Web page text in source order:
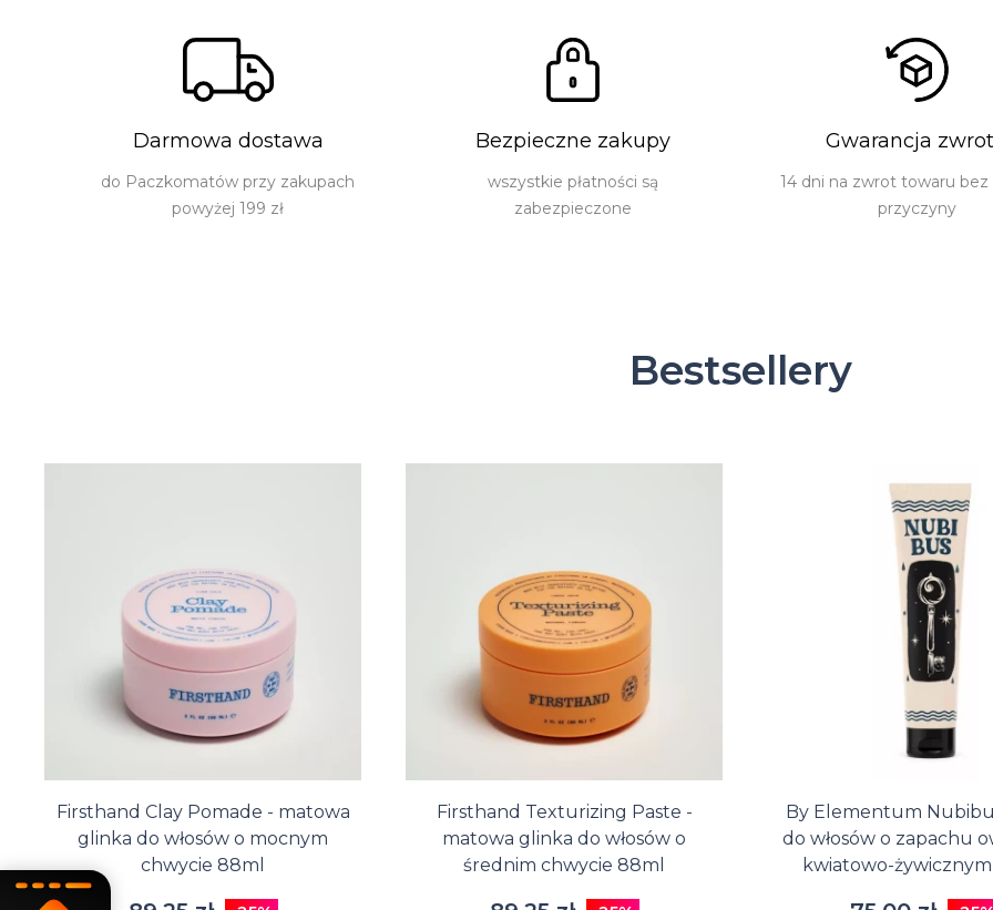
Darmowa dostawa
do Paczkomatów przy zakupach
powyżej 199 zł
Bezpieczne zakupy
wszystkie płatności są
zabezpieczone
Gwarancja
14 dni na zwrot towaru bez
przyczyny
Bestsellery
Firsthand Clay Pomade - matowa
glinka do włosów o mocnym
chwycie 88ml
Firsthand Texturizing Paste -
matowa glinka do włosów o
średnim chwycie 88ml
By Elementum
do włosów o zapachu
kwiatowo-